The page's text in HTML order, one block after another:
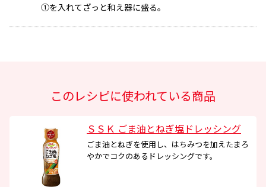
メールアドレス
①を入れてざっと和え器に盛る。
このレシピに使われている商品
ＳＳＫ ごま油とねぎ塩ドレッシング
ごま油とねぎを使用し、はちみつを加えたまろ
やかでコクのあるドレッシングです。